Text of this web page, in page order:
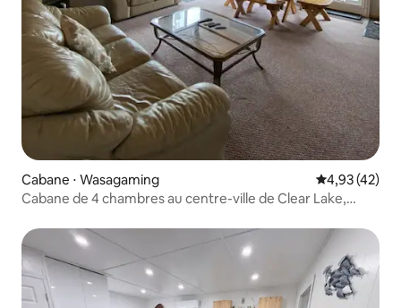
Cabane ⋅ Wasagaming Évaluation
4,93 (42)
Cabane de 4 chambres au centre-ville de Clear Lake,